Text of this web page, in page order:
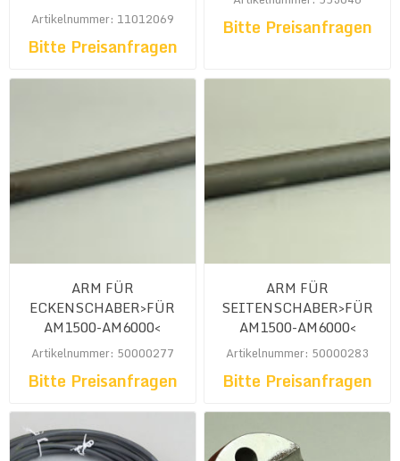
Artikelnummer: 11012069
Bitte Preisanfragen
Bitte Preisanfragen
ARM FÜR
ECKENSCHABER>FÜR
AM1500-AM6000<
Artikelnummer: 50000277
Bitte Preisanfragen
ARM FÜR
SEITENSCHABER>FÜR
AM1500-AM6000<
Artikelnummer: 50000283
Bitte Preisanfragen